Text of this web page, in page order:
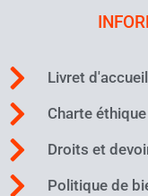
Livret
Charte éthique
Droits et
Politique de